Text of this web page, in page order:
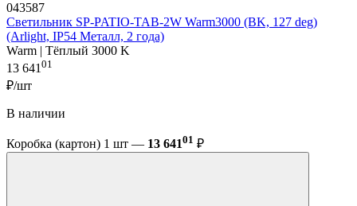
043587
Светильник SP-PATIO-TAB-2W Warm3000 (BK, 127 deg)
(Arlight, IP54 Металл, 2 года)
Warm | Тёплый 3000 K
13 64101
₽/шт
В наличии
Коробка (картон) 1 шт — 13 64101 ₽